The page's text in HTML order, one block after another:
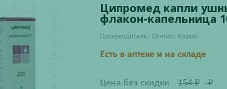
Ципромед капли
флакон-капельница
Производитель: Сентисс Фарма
Есть в аптеке и на складе
Цена без скидки 154₽ ₽